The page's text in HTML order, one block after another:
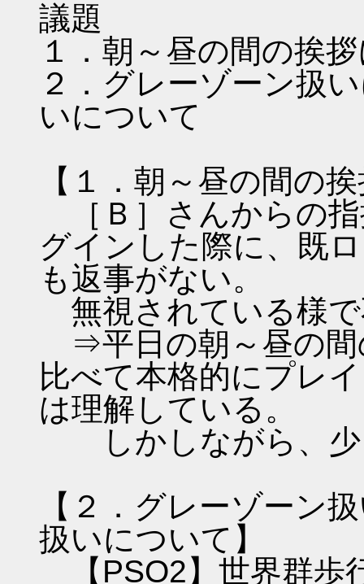
議題
１．朝～昼の間の挨
２．グレーゾーン扱
いについて
【１．朝～昼の間の
［Ｂ］さんからの
グインした際に、既
も返事がない。
無視されている様
⇒平日の朝～昼の間
比べて本格的にプレ
は理解している。
しかしながら、少
【２．グレーゾーン
扱いについて】
【PSO2】世界群歩